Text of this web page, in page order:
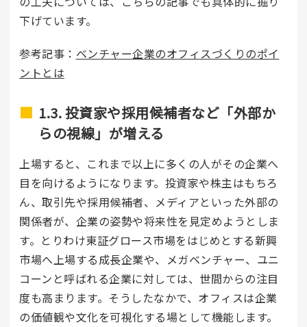
下げています。
参考記事： ベンチャー企業のオフィスづくりのポイ
ントとは
1.3. 投資家や採用候補者など「外部か
らの視線」が増える
上場すると、これまで以上に多くの人がその企業へ
目を向けるようになります。投資家や株主はもちろ
ん、取引先や採用候補者、メディアといった外部の
関係者が、企業の姿勢や将来性を見定めようとしま
す。とりわけ東証グロース市場をはじめとする新興
市場へ上場する成長企業や、メガベンチャー、ユニ
コーンと呼ばれる企業に対しては、世間からの注目
度も高まります。そうしたなかで、オフィスは企業
の価値観や文化を可視化する場として機能します。